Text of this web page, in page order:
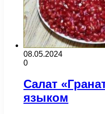
08.05.2024
0
Салат
языком